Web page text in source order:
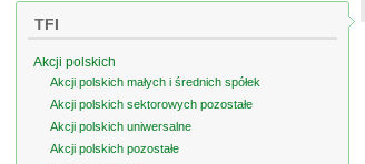
TFI
Akcji polskich
Akcji polskich małych i średnich spółek
Akcji polskich sektorowych pozostałe
Akcji polskich uniwersalne
Akcji polskich pozostałe